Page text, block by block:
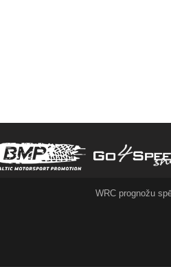
WRC prognožu